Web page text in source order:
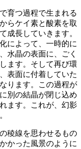
育つ過程で生まれる
らケイ素と酸素を取
成長していきます。
によって、 一時的に
水晶の表面に、ごく
ます。そして再び環
表面に付着していた
ります。
この過程が
別の結晶が閉じ込め
ます。これが、幻影
稜線を思わせるもの
かった風景のように